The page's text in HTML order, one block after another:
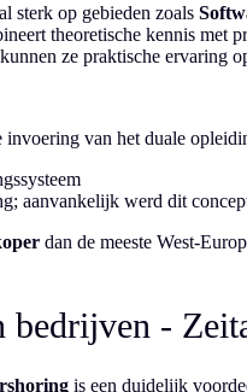
sterk op gebieden zoals
theoretische kennis met
ze praktische ervaring
van het duale
aanvankelijk werd dit
dan de meeste West-
bedrijven -
is een duidelijk